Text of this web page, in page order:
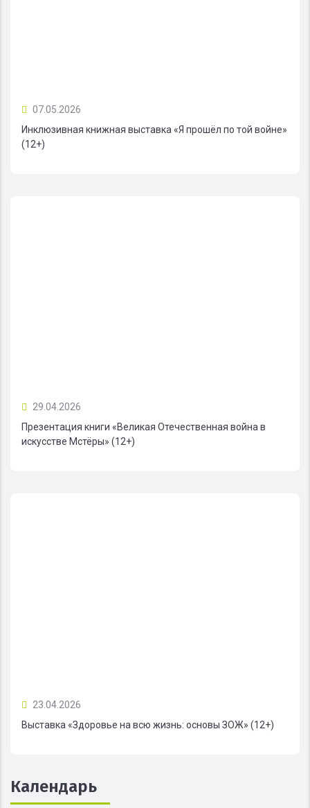
07.05.2026
Инклюзивная книжная выставка «Я прошёл по той войне»
(12+)
29.04.2026
Презентация книги «Великая Отечественная война в
искусстве Мстёры» (12+)
23.04.2026
Выставка «Здоровье на всю жизнь: основы ЗОЖ» (12+)
Календарь